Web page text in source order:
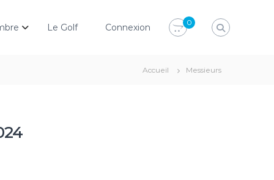
Le Golf Connexion 0
Accueil Messieurs